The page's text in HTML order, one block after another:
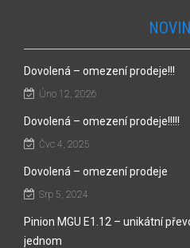
Dovolená – omezení prodeje!!!
Úno 12, 2026
Dovolená – omezení prodeje!!!!!
Čvc 4, 2025
Dovolená – omezení prodeje
Srp 5, 2024
Pinion MGU E1.12 – unikátní
jednom